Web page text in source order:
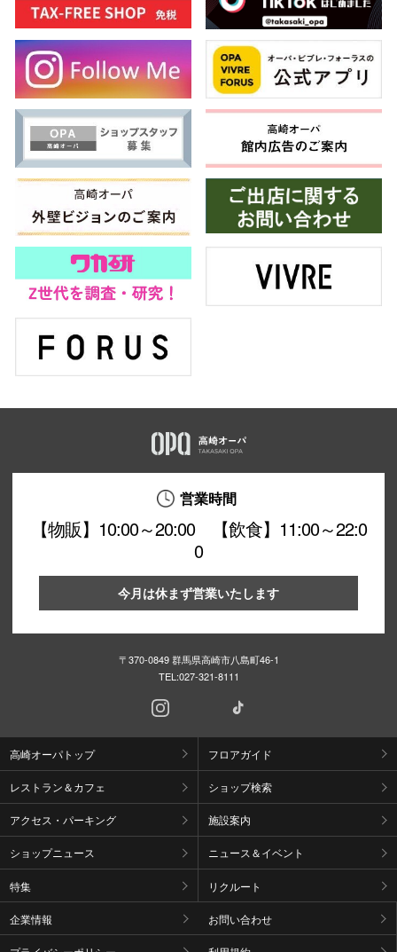
営業時間
【物販】10:00～20:00 【飲食】11:00～22:0
0
今月は休まず営業いたします
〒370-0849 群馬県高崎市八島町46-1
TEL:027-321-8111
高崎オーパトップ フロアガイド
レストラン＆カフェ ショップ検索
アクセス・パーキング 施設案内
ショップニュース ニュース＆イベント
特集 リクルート
企業情報 お問い合わせ